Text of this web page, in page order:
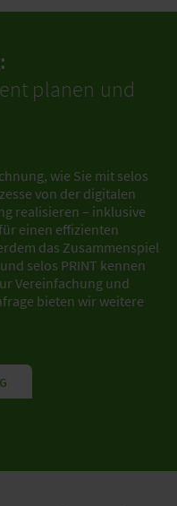
planen und
wie Sie mit selos
von der digitalen
realisieren – inklusive
einen effizienten
das Zusammenspiel
selos PRINT kennen
Vereinfachung und
bieten wir weitere